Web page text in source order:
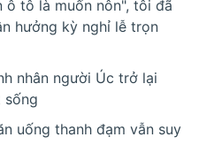
ô tô là muốn nôn", tôi đã
hưởng kỳ nghỉ lễ trọn
nhân người Úc trở lại
sống
uống thanh đạm vẫn suy